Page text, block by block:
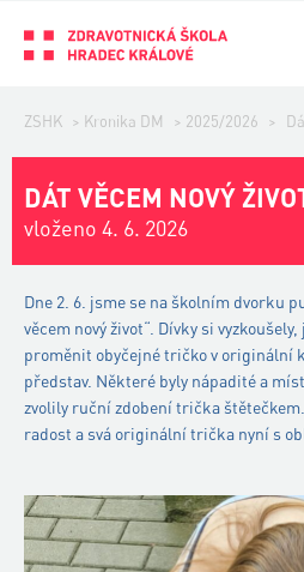
ZSHK > Kronika DM > 2025/2026 >
DÁT VĚCEM NOVÝ
vloženo 4. 6. 2026
Dne 2. 6. jsme se na školním dvorku
věcem nový život“. Dívky si
proměnit obyčejné tričko v originální
představ. Některé byly nápadité a
zvolily ruční zdobení trička
radost a svá originální trička nyní s